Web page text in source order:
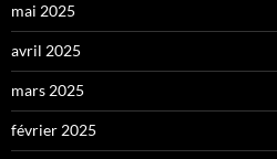
mai 2025
avril 2025
mars 2025
février 2025